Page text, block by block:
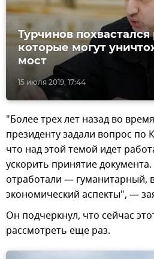
15 июля 2019, 17:44
Турчинов
которые могут
мост
"Более трех лет назад во
президенту задали вопрос по
что над этой темой идет
ускорить принятие
отработали — гуманитарный,
экономический аспекты", —
Он подчеркнул, что сейчас
рассмотреть еще раз.